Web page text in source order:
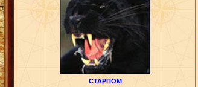
СТАРПОМ